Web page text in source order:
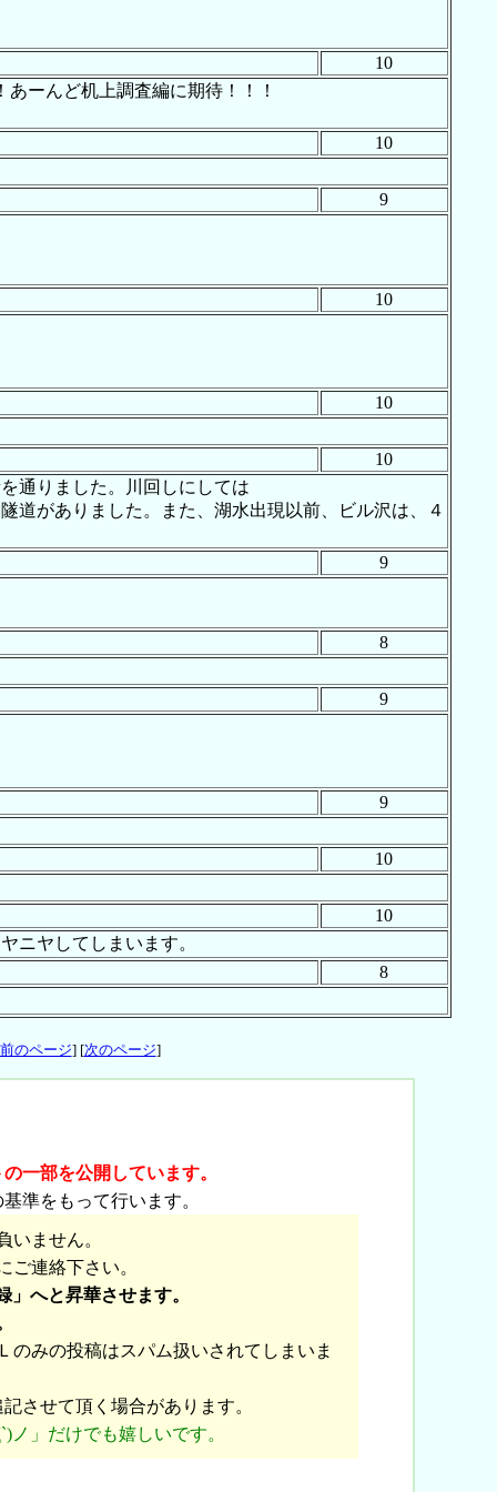
10
ーんど机上調査編に期待！！！
10
9
10
10
10
通りました。川回しにしては
道がありました。また、湖水出現以前、ビル沢は、４
9
8
9
9
10
10
ニヤしてしまいます。
8
前のページ] [次のページ]
一部を公開しています。
準をもって行います。
ません。
ご連絡下さい。
へと昇華させます。
みの投稿はスパム扱いされてしまいま
させて頂く場合があります。
」だけでも嬉しいです。